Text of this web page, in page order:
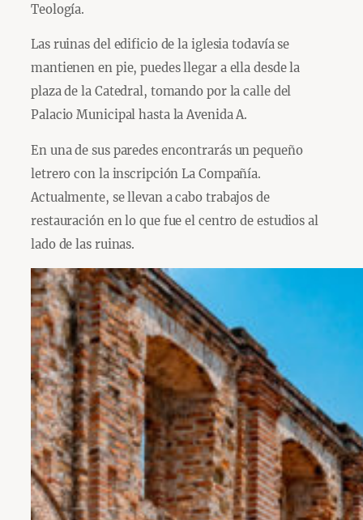
Teología.
Las ruinas del edificio de la iglesia todavía se
mantienen en pie, puedes llegar a ella desde la
plaza de la Catedral, tomando por la calle del
Palacio Municipal hasta la Avenida A.
En una de sus paredes encontrarás un pequeño
letrero con la inscripción La Compañía.
Actualmente, se llevan a cabo trabajos de
restauración en lo que fue el centro de estudios al
lado de las ruinas.